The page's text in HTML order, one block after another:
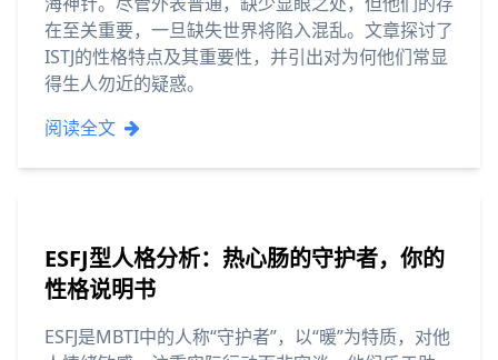
在至关重要，一旦缺失世界将陷入混乱。文章探讨了
ISTJ的性格特点及其重要性，并引出对为何他们常显
得生人勿近的疑惑。
阅读全文
ESFJ型人格分析：热心肠的守护者，你的
性格说明书
ESFJ是MBTI中的人称“守护者”，以“暖”为特质，对他